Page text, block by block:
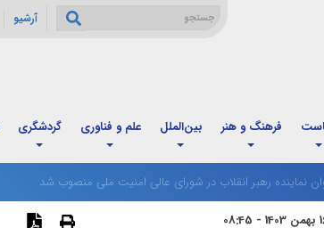
آرشیو
فرهنگ و هنر بین‌الملل علم و فناوری گردشگری